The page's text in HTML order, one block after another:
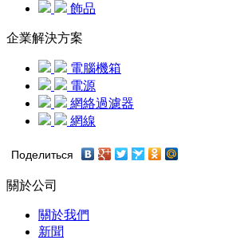
飾品
企業解決方案
電腦機箱
電源
網絡過濾器
網線
Поделиться
關於公司
關於我們
新聞